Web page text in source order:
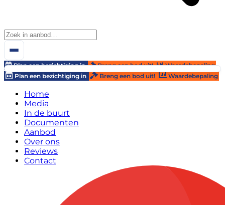
Plan een bezichtiging in Breng een bod uit!
Waardebepaling
Plan een bezichtiging in
Breng een bod uit! Waardebepaling
Home
Media
In de buurt
Documenten
Aanbod
Over ons
Reviews
Contact